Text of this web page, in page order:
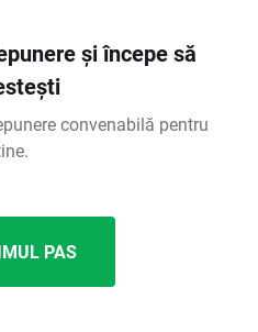
și începe să
convenabilă pentru
PAS